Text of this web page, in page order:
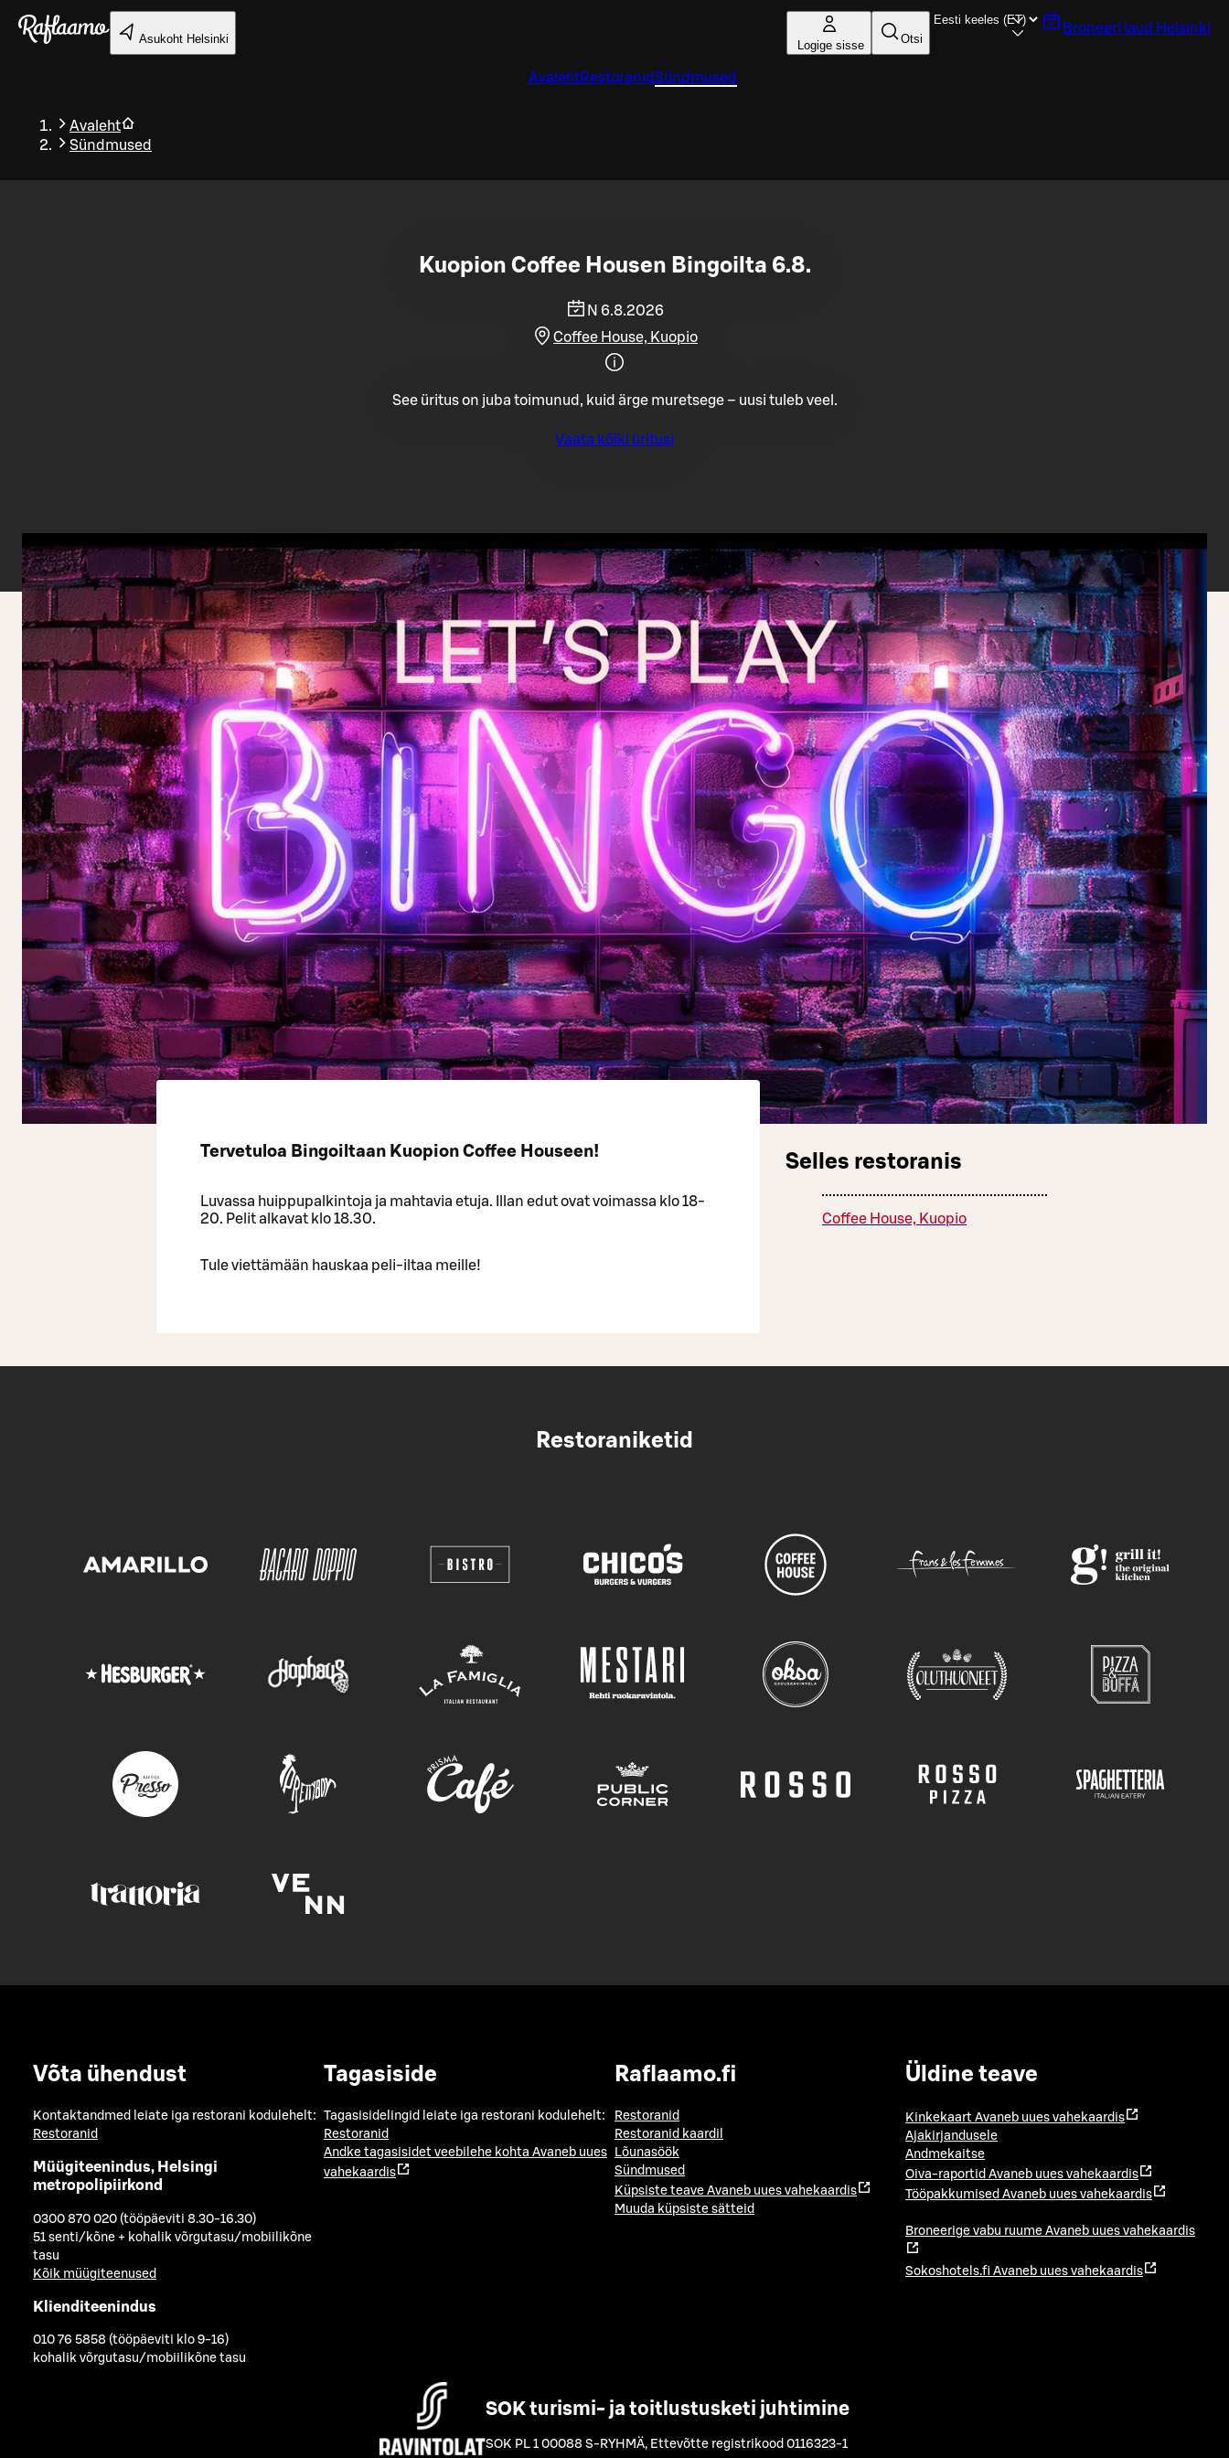
Liigu peamise sisu juurde
Asukoht Helsinki Logige sisse Otsi
Broneeri laud Helsinki
AvalehtRestoranidSündmused
Avaleht
Sündmused
Tagasi
Kuopion Coffee Housen Bingoilta 6.8.
N 6.8.2026
Coffee House, Kuopio
See üritus on juba toimunud, kuid ärge muretsege – uusi tuleb veel.
Vaata kõiki üritusi
Tervetuloa Bingoiltaan Kuopion Coffee Houseen!
Luvassa huippupalkintoja ja mahtavia etuja. Illan edut ovat voimassa klo 18-
20. Pelit alkavat klo 18.30.
Tule viettämään hauskaa peli-iltaa meille!
Selles restoranis
Coffee House, Kuopio
Restoraniketid
Võta ühendust
Kontaktandmed leiate iga restorani kodulehelt:
Restoranid
Müügiteenindus, Helsingi
metropolipiirkond
0300 870 020 (tööpäeviti 8.30-16.30)
51 senti/kõne + kohalik võrgutasu/mobiilikõne
tasu
Kõik müügiteenused
Klienditeenindus
010 76 5858 (tööpäeviti klo 9-16)
kohalik võrgutasu/mobiilikõne tasu
Tagasiside
Tagasisidelingid leiate iga restorani kodulehelt:
Restoranid
Andke tagasisidet veebilehe kohta Avaneb uues
vahekaardis
Raflaamo.fi
Restoranid
Restoranid kaardil
Lõunasöök
Sündmused
Küpsiste teave Avaneb uues vahekaardis
Muuda küpsiste sätteid
Üldine teave
Kinkekaart Avaneb uues vahekaardis
Ajakirjandusele
Andmekaitse
Oiva-raportid Avaneb uues vahekaardis
Tööpakkumised Avaneb uues vahekaardis
Broneerige vabu ruume Avaneb uues vahekaardis
Sokoshotels.fi Avaneb uues vahekaardis
SOK turismi- ja toitlustusketi juhtimine
SOK PL 1 00088 S-RYHMÄ, Ettevõtte registrikood 0116323-1